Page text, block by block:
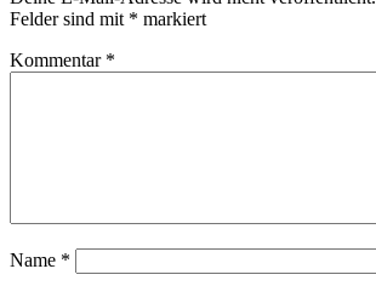
Felder sind mit * markiert
Kommentar *
Name *